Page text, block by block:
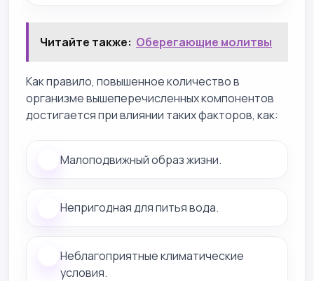
Читайте также: Оберегающие молитвы
Как правило, повышенное количество в
организме вышеперечисленных компонентов
достигается при влиянии таких факторов, как:
Малоподвижный образ жизни.
Непригодная для питья вода.
Неблагоприятные климатические
условия.